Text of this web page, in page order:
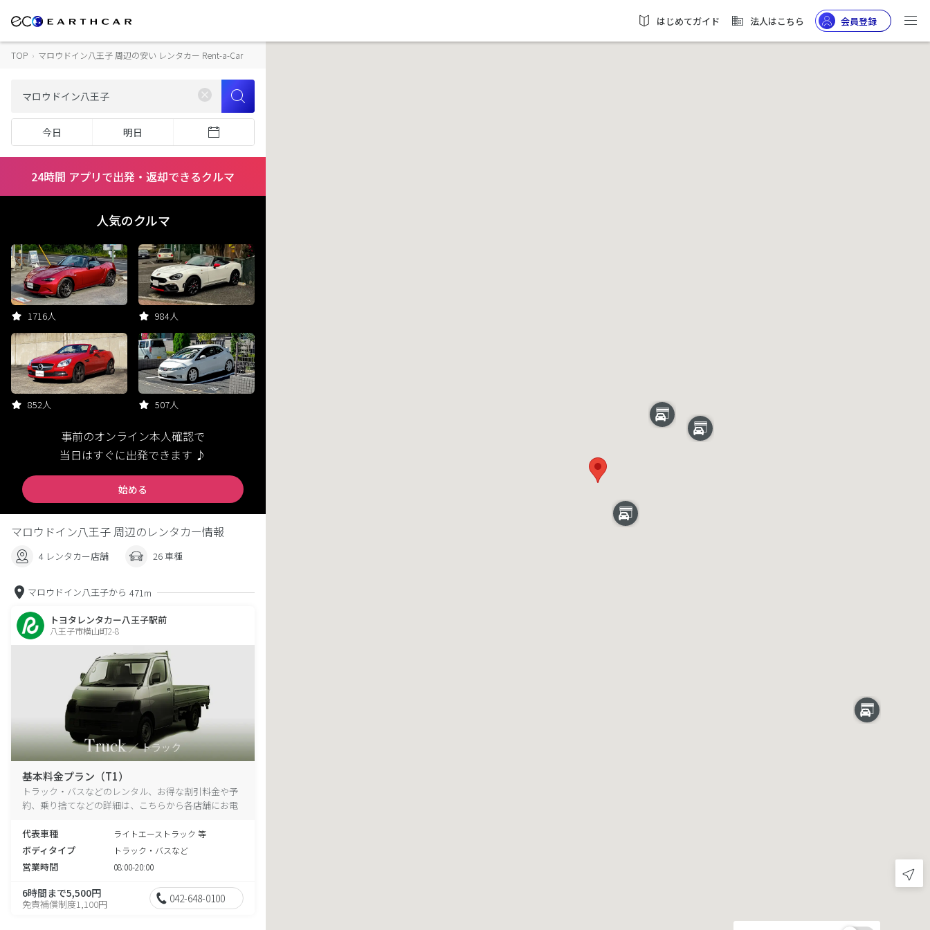
はじめてガイド 法人はこちら 会員登録
TOP › マロウドイン八王子 周辺の安い レンタカー Rent-a-Car
今日 明日
24時間 アプリで出発・返却できるクルマ
人気のクルマ
1716人 984人
852人 507人
事前のオンライン本人確認で
当日はすぐに出発できます ♪
始める
マロウドイン八王子 周辺のレンタカー情報
4 レンタカー店舗 26 車種
マロウドイン八王子から 471m
トヨタレンタカー八王子駅前
八王子市横山町2-8
基本料金プラン（T1）
トラック・バスなどのレンタル、お得な割引料金や予
約、乗り捨てなどの詳細は、こちらから各店舗にお電
代表車種
ライトエーストラック 等
ボディタイプ トラック・バスなど
営業時間 08:00-20:00
6時間まで5,500円
免責補償制度1,100円 042-648-0100